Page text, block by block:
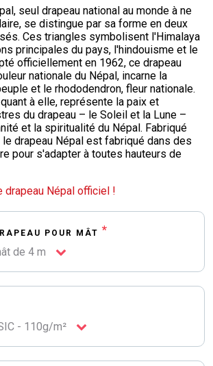
seul drapeau national au monde à ne
se distingue par sa forme en deux
Ces triangles symbolisent l'Himalaya
principales du pays, l'hindouisme et le
officiellement en 1962, ce drapeau
nationale du Népal, incarne la
et le rhododendron, fleur nationale.
à elle, représente la paix et
du drapeau – le Soleil et la Lune –
et la spiritualité du Népal. Fabriqué
drapeau Népal est fabriqué dans des
pour s'adapter à toutes hauteurs de
drapeau Népal officiel !
POUR MÂT *
de 4 m
- 110g/m²